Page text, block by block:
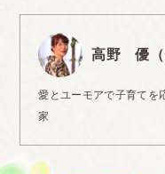
高野 優（
愛とユーモアで子育てを
家